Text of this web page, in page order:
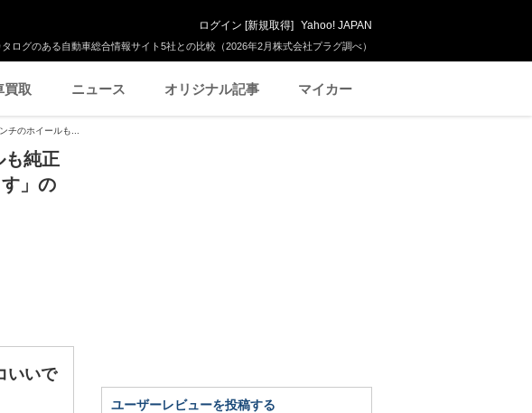
ログのある自動車総合情報サイト5社との比較（2026年2月株式会社プラグ調べ）
ログイン [新規取得] Yahoo! JAPAN
買取 ニュース オリジナル記事 マイカー
チのホイールも...
も純正
」の
いいで
ユーザーレビューを投稿する